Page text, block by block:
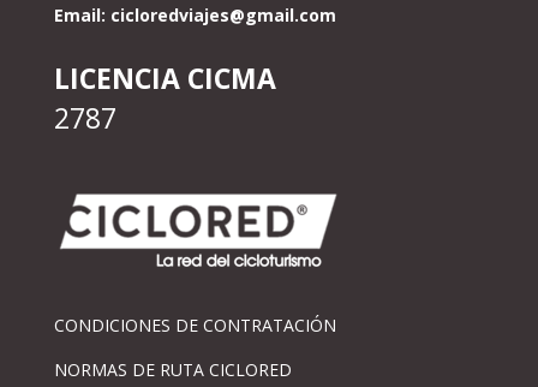
Email: cicloredviajes@gmail.com
LICENCIA CICMA
2787
CONDICIONES DE CONTRATACIÓN
NORMAS DE RUTA CICLORED